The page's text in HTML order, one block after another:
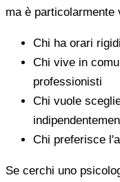
ma è particolarmente
Chi ha orari
Chi vive in
professionisti
Chi vuole
Chi preferisce
Se cerchi uno